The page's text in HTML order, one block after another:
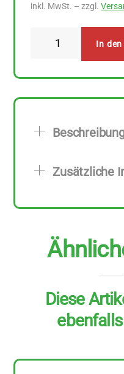
inkl. MwSt. – zzgl.
Stück
In
Zusätzliche
Diese